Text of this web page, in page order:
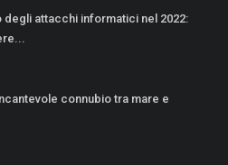
degli attacchi informatici nel 2022:
connubio tra mare e